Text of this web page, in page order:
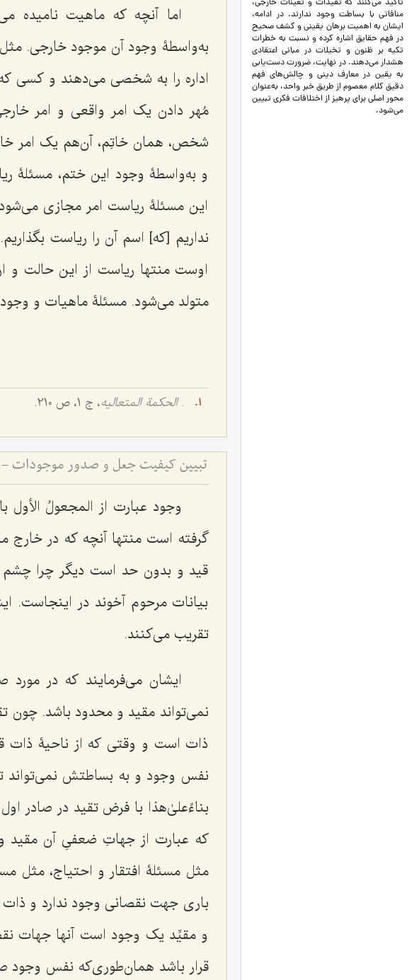
تأکید می‌کنند که تقیدات و تعینات خارجی،
منافاتی با بساطت وجود ندارند. در ادامه،
ایشان به اهمیت برهان یقینی و کشف صحیح
در فهم حقایق اشاره کرده و نسبت به خطرات
تکیه بر ظنون و تخیلات در مبانی اعتقادی
هشدار می‌دهند. در نهایت، ضرورت دست‌یابی
به یقین در معارف دینی و چالش‌های فهم
دقیق کلام معصوم از طریق خبر واحد، به‌عنوان
محور اصلی برای پرهیز از اختلافات فکری تبیین
می‌شود.
اما آنچه که ماهیت
به‌واسطۀ وجود آن موجود خارجی.
اداره را به شخصی می‌دهند و کسی
مُهر دادن یک امر واقعی و امر
شخص، همان خاتِم، آن‌هم یک امر
و به‌واسطۀ وجود این ختم، مسئلۀ
این مسئلۀ ریاست امر مجازی
نداریم [که] اسم آن را ریاست
اوست منتها ریاست از این حالت و
متولد می‌شود. مسئلۀ ماهیات و
.الحکمة المتعالیه، ج ‌1، ص 210.
تبیین کیفیت جعل و صدور موجودات
وجود عبارت از المجعولُ الأول
گرفته است منتها آنچه که در
قید و بدون حد است دیگر چرا چشم
بیانات مرحوم آخوند در اینجاست.
تقریب می‌کنند.
ایشان می‌فرمایند که در
نمی‌تواند مقید و محدود باشد. چون
ذات است و وقتی که از ناحیۀ
نفس وجود و به بساطتش نمی‌تواند
بناءًعلیٰ‌هذا با فرض تقید در صادر
که عبارت از جهاتِ ضعفیِ آن مقید
مثل مسئلۀ افتقار و احتیاج، مثل
باری جهت نقصانی وجود ندارد و
و مقیِّد یک وجود است آنها جهات
قرار باشد همان‌طوری‌که نفس وجود